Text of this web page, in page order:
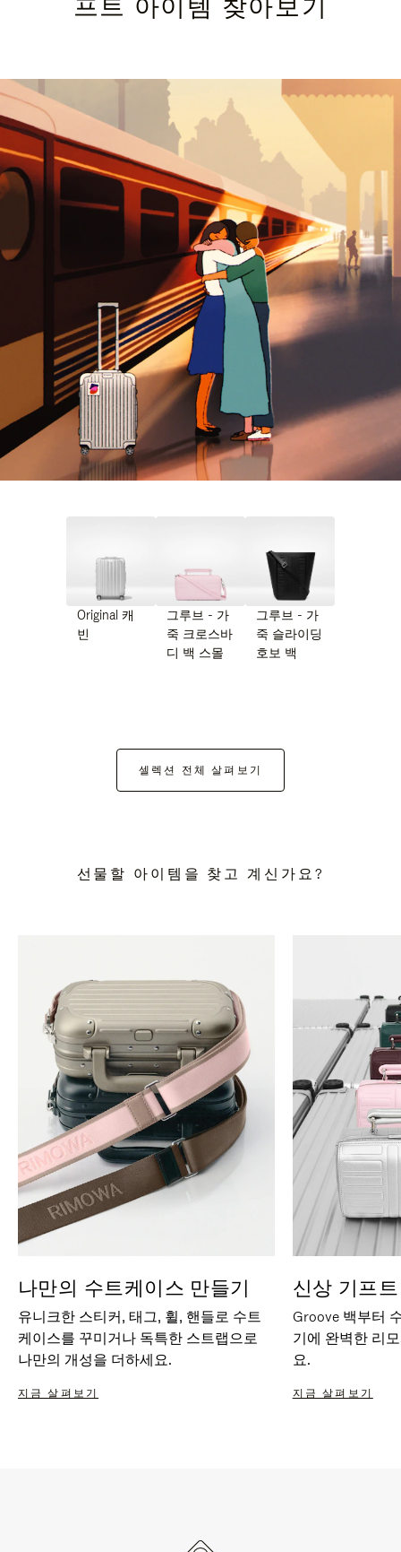
Original 캐
빈
그루브 - 가
죽 크로스바
디 백 스몰
그루브 - 가
죽 슬라이딩
호보 백
셀렉션 전체 살펴보기
선물할 아이템을 찾고 계신가요?
나만의 수트케이스 만들기
유니크한 스티커, 태그, 휠, 핸들로 수트
케이스를 꾸미거나 독특한 스트랩으로
나만의 개성을 더하세요.
지금 살펴보기
신상 기프
Groove 백부터
기에 완벽한 리
요.
지금 살펴보기